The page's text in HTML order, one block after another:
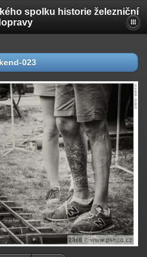
spolku historie železniční
023